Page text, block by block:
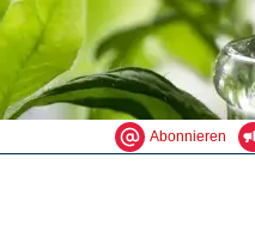
Abonnieren